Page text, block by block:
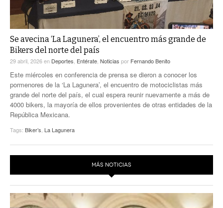
TRAYECTO LAGUNA
A TODA LEY
ENTRE LAGUNEROS
TWEETS AND BEATS
LA MEJOR 97.1 ESTÉREO GALLITO
ACTUALIDADES GREM
LA MEJOR INFORMACIÓN
Se avecina ‘La Lagunera’, el encuentro más grande de
Bikers del norte del país
29 abril, 2026en Deportes Entérate Noticias por Fernando Benito
Este miércoles en conferencia de prensa se dieron a conocer los
pormenores de la ‘La Lagunera’, el encuentro de motociclistas más
grande del norte del país, el cual espera reunir nuevamente a más de
4000 bikers, la mayoría de ellos provenientes de otras entidades de la
República Mexicana.
Tags: Biker’s La Lagunera
MÁS NOTICIAS